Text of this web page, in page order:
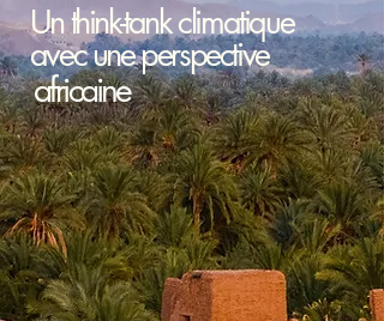
Un think-tank climatique
avec une perspective
africaine